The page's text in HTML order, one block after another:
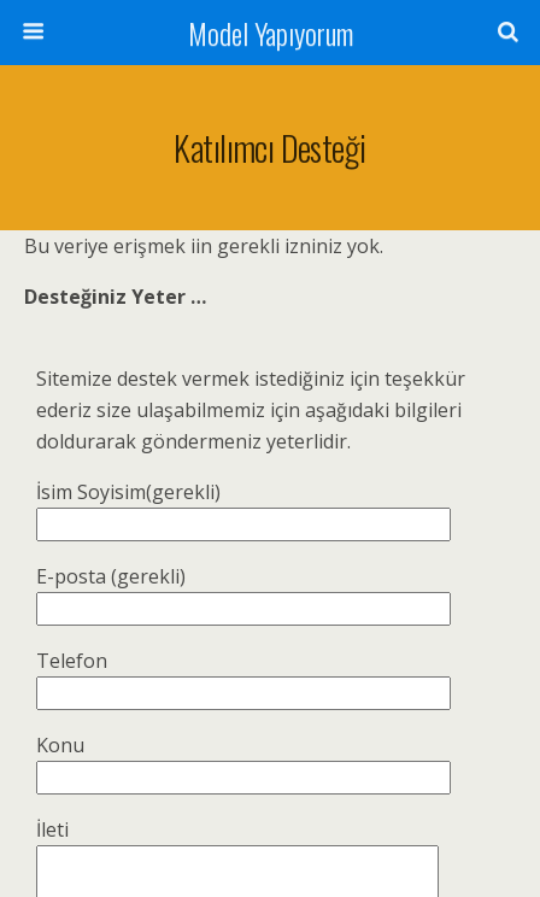
Model Yapıyorum
Katılımcı Desteği
Bu veriye erişmek iin gerekli izniniz yok.
Desteğiniz Yeter …
Sitemize destek vermek istediğiniz için teşekkür
ederiz size ulaşabilmemiz için aşağıdaki bilgileri
doldurarak göndermeniz yeterlidir.
İsim Soyisim(gerekli)
E-posta (gerekli)
Telefon
Konu
İleti